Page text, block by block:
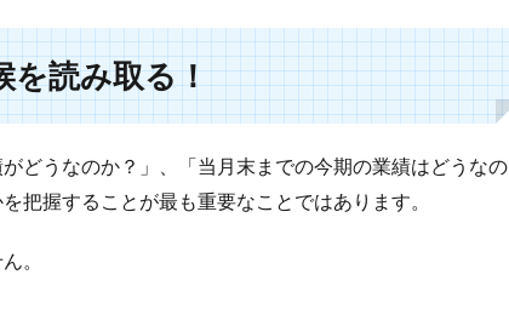
を読み取る！
どうなのか？」、「当月末までの今期の業績はどうなの
把握することが最も重要なことではあります。
。